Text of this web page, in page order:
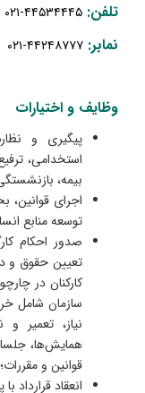
تلفن: ۴۴۵۳۴۴۴۵-۰۲۱
نمابر: ۴۴۲۴۸۷۷۷ -۰۲۱
وظایف و اختیارات
پیگیری و
استخدامی،
بیمه،
اجرای قوانین،
توسعه منابع
صدور احکام
تعیین حقوق و
کارکنان در
سازمان شامل
نیاز، تعمیر
همایش‌ها،
قوانین و مقررات؛
انعقاد قرارداد